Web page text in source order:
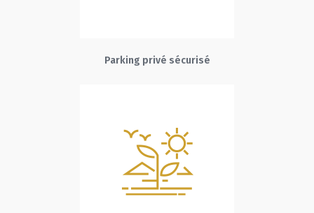
Parking privé sécurisé